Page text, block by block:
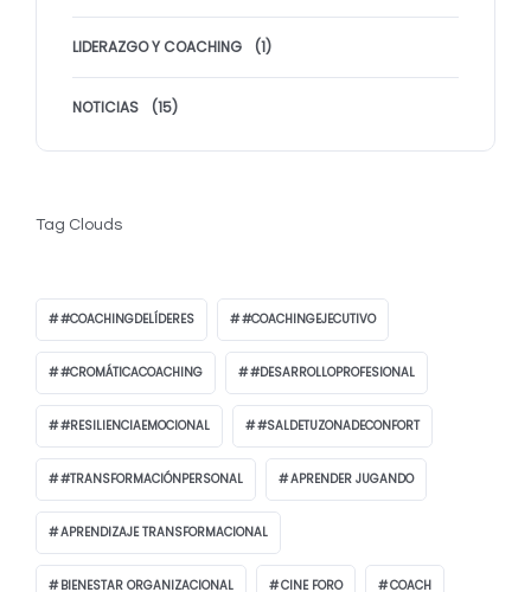
LIDERAZGO Y COACHING (1)
NOTICIAS (15)
Tag Clouds
#COACHINGDELÍDERES #COACHINGEJECUTIVO
#CROMÁTICACOACHING #DESARROLLOPROFESIONAL
#RESILIENCIAEMOCIONAL #SALDETUZONADECONFORT
#TRANSFORMACIÓNPERSONAL APRENDER JUGANDO
APRENDIZAJE TRANSFORMACIONAL
BIENESTAR ORGANIZACIONAL CINE FORO COACH